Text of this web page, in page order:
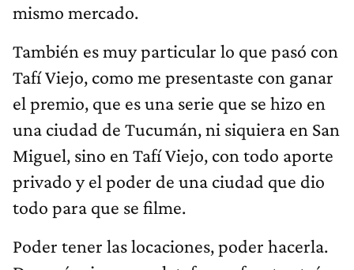
mismo mercado.
También es muy particular lo que pasó con
Tafí Viejo, como me presentaste con ganar
el premio, que es una serie que se hizo en
una ciudad de Tucumán, ni siquiera en San
Miguel, sino en Tafí Viejo, con todo aporte
privado y el poder de una ciudad que dio
todo para que se filme.
Poder tener las locaciones, poder hacerla.